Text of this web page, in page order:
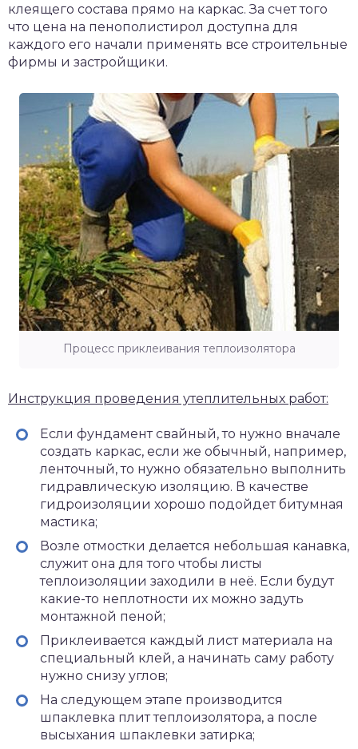
клеящего состава прямо на каркас. За счет того
что цена на пенополистирол доступна для
каждого его начали применять все строительные
фирмы и застройщики.
Процесс приклеивания теплоизолятора
Инструкция проведения утеплительных работ:
Если фундамент свайный, то нужно вначале
создать каркас, если же обычный, например,
ленточный, то нужно обязательно выполнить
гидравлическую изоляцию. В качестве
гидроизоляции хорошо подойдет битумная
мастика;
Возле отмостки делается небольшая канавка,
служит она для того чтобы листы
теплоизоляции заходили в неё. Если будут
какие-то неплотности их можно задуть
монтажной пеной;
Приклеивается каждый лист материала на
специальный клей, а начинать саму работу
нужно снизу углов;
На следующем этапе производится
шпаклевка плит теплоизолятора, а после
высыхания шпаклевки затирка;